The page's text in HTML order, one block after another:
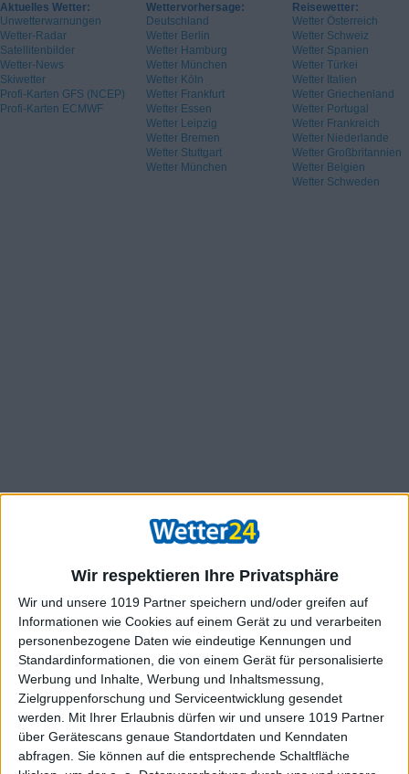
Wir respektieren Ihre Privatsphäre
Wir und unsere 1019 Partner speichern und/oder greifen auf
Informationen wie Cookies auf einem Gerät zu und verarbeiten
personenbezogene Daten wie eindeutige Kennungen und
Standardinformationen, die von einem Gerät für personalisierte
Werbung und Inhalte, Werbung und Inhaltsmessung,
Zielgruppenforschung und Serviceentwicklung gesendet
werden.
Mit Ihrer Erlaubnis dürfen wir und unsere 1019 Partner
über Gerätescans genaue Standortdaten und Kenndaten
abfragen. Sie können auf die entsprechende Schaltfläche
Aktuelles Wetter:
Unwetterwarnungen
Wetter-Radar
Satellitenbilder
Wetter-News
Skiwetter
Profi-Karten GFS (NCEP)
Profi-Karten ECMWF
Wettervorhersage:
Deutschland
Wetter Berlin
Wetter Hamburg
Wetter München
Wetter Köln
Wetter Frankfurt
Wetter Essen
Wetter Leipzig
Wetter Bremen
Wetter Stuttgart
Wetter München
Reisewetter:
Wetter Österreich
Wetter Schweiz
Wetter Spanien
Wetter Türkei
Wetter Italien
Wetter Griechenland
Wetter Portugal
Wetter Frankreich
Wetter Niederlande
Wetter Großbritannien
Wetter Belgien
Wetter Schweden